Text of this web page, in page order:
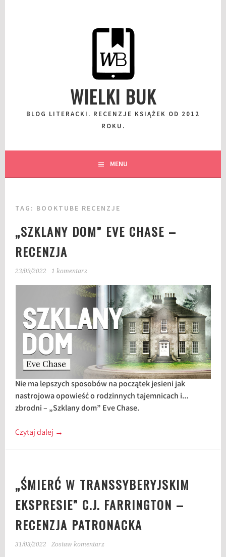
WIELKI BUK
BLOG LITERACKI. RECENZJE KSIĄŻEK OD 2012
ROKU.
MENU
TAG: BOOKTUBE RECENZJE
„SZKLANY DOM” EVE CHASE –
RECENZJA
23/09/2022 1 komentarz
Nie ma lepszych sposobów na początek jesieni jak
nastrojowa opowieść o rodzinnych tajemnicach i…
zbrodni – „Szklany dom” Eve Chase.
Czytaj dalej →
„ŚMIERĆ W TRANSSYBERYJSKIM
EKSPRESIE” C.J. FARRINGTON –
RECENZJA PATRONACKA
31/03/2022 Zostaw komentarz